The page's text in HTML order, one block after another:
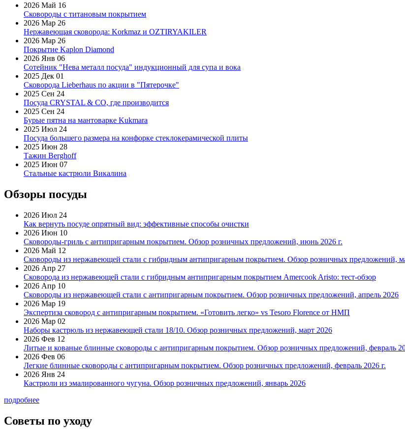
2026 Май 16
Сковороды с титановым покрытием
2026 Мар 26
Нержавеющая сковорода: Korkmaz и OZTIRYAKILER
2026 Мар 26
Покрытие Kaplon Diamond
2026 Янв 06
Сотейник "Нева металл посуда" индукционный для супа и вока
2025 Дек 01
Сковорода Lieberhaus по акции в "Пятерочке"
2025 Сен 24
Посуда CRYSTAL & CO, где производится
2025 Сен 24
Бурые пятна на мантоварке Kukmara
2025 Июл 24
Посуда большего размера на конфорке стеклокерамической плиты
2025 Июн 28
Тажин Berghoff
2025 Июн 07
Стальные кастрюли Викалина
Обзоры посуды
2026 Июл 24
Как вернуть посуде опрятный вид: эффективные способы очистки
2026 Июн 10
Сковороды-гриль с антипригарным покрытием. Обзор розничных предложений, июнь 2026 г.
2026 Май 12
Сковороды из нержавеющей стали с гибридным антипригарным покрытием. Обзор розничных предложений,
2026 Апр 27
Сковорода из нержавеющей стали с гибридным антипригарным покрытием Amercook Aristo: тест-обзор
2026 Апр 10
Сковороды из нержавеющей стали с антипригарным покрытием. Обзор розничных предложений, апрель 2026
2026 Мар 19
Экспертиза сковород с антипригарным покрытием. «Готовить легко» vs Tesoro Florence от НМП
2026 Мар 02
Наборы кастрюль из нержавеющей стали 18/10. Обзор розничных предложений, март 2026
2026 Фев 12
Литые и кованые блинные сковороды с антипригарным покрытием. Обзор розничных предложений, февраль
2026 Фев 06
Легкие блинные сковороды с антипригарным покрытием. Обзор розничных предложений, февраль 2026 г.
2026 Янв 24
Кастрюли из эмалированного чугуна. Обзор розничных предложений, январь 2026
подробнее
Советы по уходу